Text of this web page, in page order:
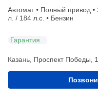
Автомат • Полный привод •
л. / 184 л.с. • Бензин
Гарантия
Казань, Проспект Победы,